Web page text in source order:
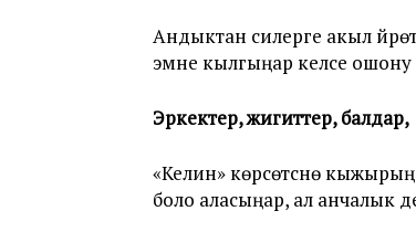
Андыктан силерге акыл
эмне кылгыңар келсе ошону
Эркектер, жигиттер, балдар,
«Келин» көрсөтүүсүнө
боло аласыңар, ал анчалык